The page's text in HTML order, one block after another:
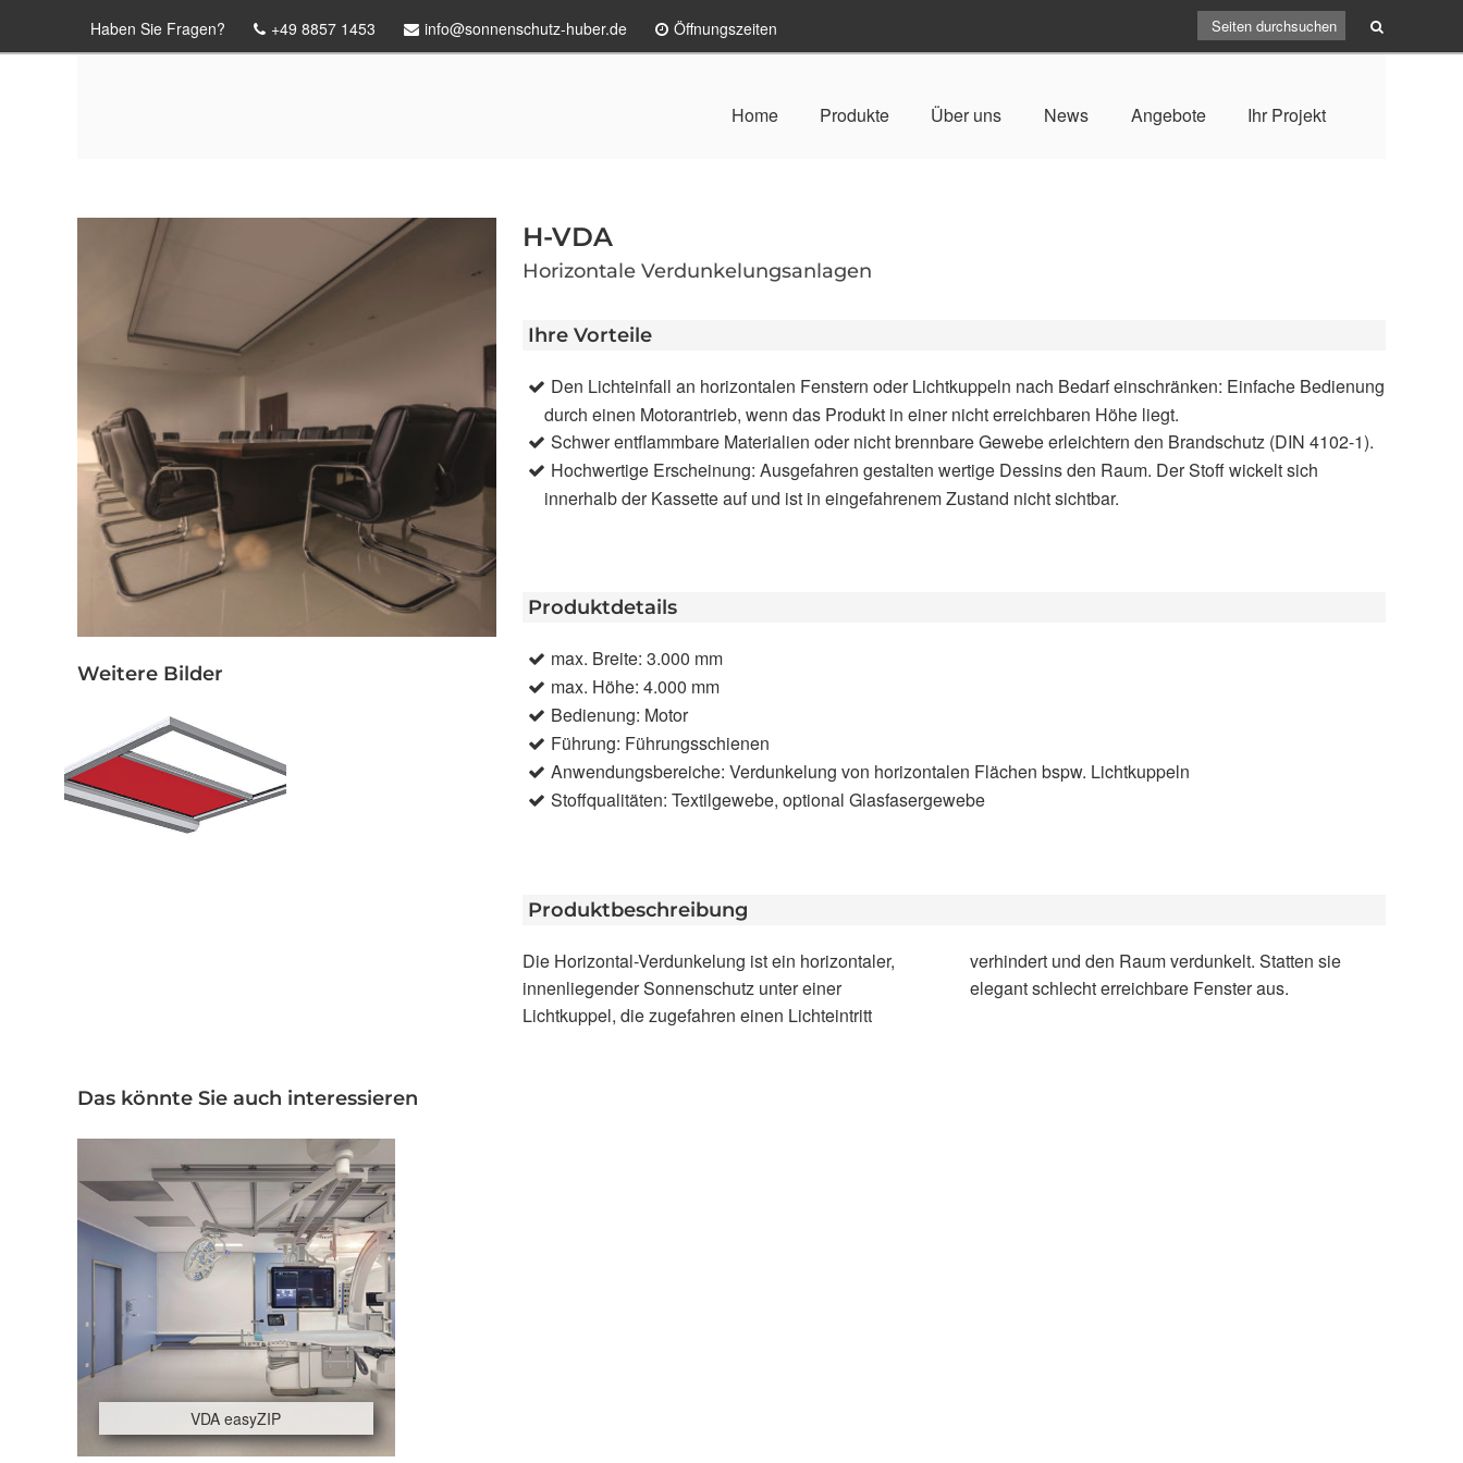
Haben Sie Fragen? +49 8857 1453 info@sonnenschutz-huber.de Öffnungszeiten
Home Produkte Über uns News Angebote Ihr Projekt
H-VDA
Horizontale Verdunkelungsanlagen
Ihre Vorteile
Den Lichteinfall an horizontalen Fenstern oder Lichtkuppeln nach Bedarf einschränken: Einfache Bedienung
durch einen Motorantrieb, wenn das Produkt in einer nicht erreichbaren Höhe liegt.
Schwer entflammbare Materialien oder nicht brennbare Gewebe erleichtern den Brandschutz (DIN 4102-1).
Hochwertige Erscheinung: Ausgefahren gestalten wertige Dessins den Raum. Der Stoff wickelt sich
innerhalb der Kassette auf und ist in eingefahrenem Zustand nicht sichtbar.
Produktdetails
max. Breite: 3.000 mm
max. Höhe: 4.000 mm
Bedienung: Motor
Führung: Führungsschienen
Anwendungsbereiche: Verdunkelung von horizontalen Flächen bspw. Lichtkuppeln
Stoffqualitäten: Textilgewebe, optional Glasfasergewebe
Produktbeschreibung
Die Horizontal-Verdunkelung ist ein horizontaler,
innenliegender Sonnenschutz unter einer
Lichtkuppel, die zugefahren einen Lichteintritt
verhindert und den Raum verdunkelt. Statten sie
elegant schlecht erreichbare Fenster aus.
Weitere Bilder
Das könnte Sie auch interessieren
VDA easyZIP